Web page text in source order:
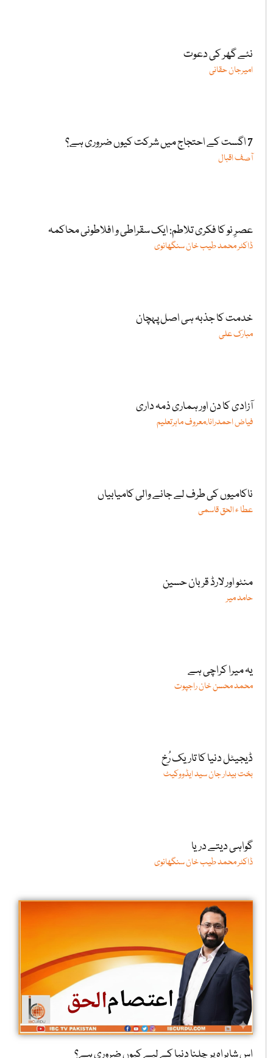
نئے گھر کی دعوت
امیرجان حقانی
7 اگست کے احتجاج میں شرکت کیوں ضروری ہے؟
آصف اقبال
عصرِ نو کا فکری تلاطم: ایک سقراطی و افلاطونی محاکمہ
ڈاکٹر محمد طیب خان سنگھانوی
خدمت کا جذبہ ہی اصل پہچان
مبارک علی
آزادی کا دن اور ہماری ذمہ داری
فیاض احمدرانا،معروف ماہرتعلیم
ناکامیوں کی طرف لے جانے والی کامیابیاں
عطا ء الحق قاسمی
منٹو اور لارڈ قربان حسین
حامد میر
یہ میرا کراچی ہے
محمد محسن خان راجپوت
ڈیجیٹل دنیا کا تاریک رُخ
بخت بیدار جان سید ایڈووکیٹ
گواہی دیتے دریا
ڈاکٹر محمد طیب خان سنگھانوی
اس شاہراہ پر چلنا دنیا کے لیے کیوں ضروری ہے؟